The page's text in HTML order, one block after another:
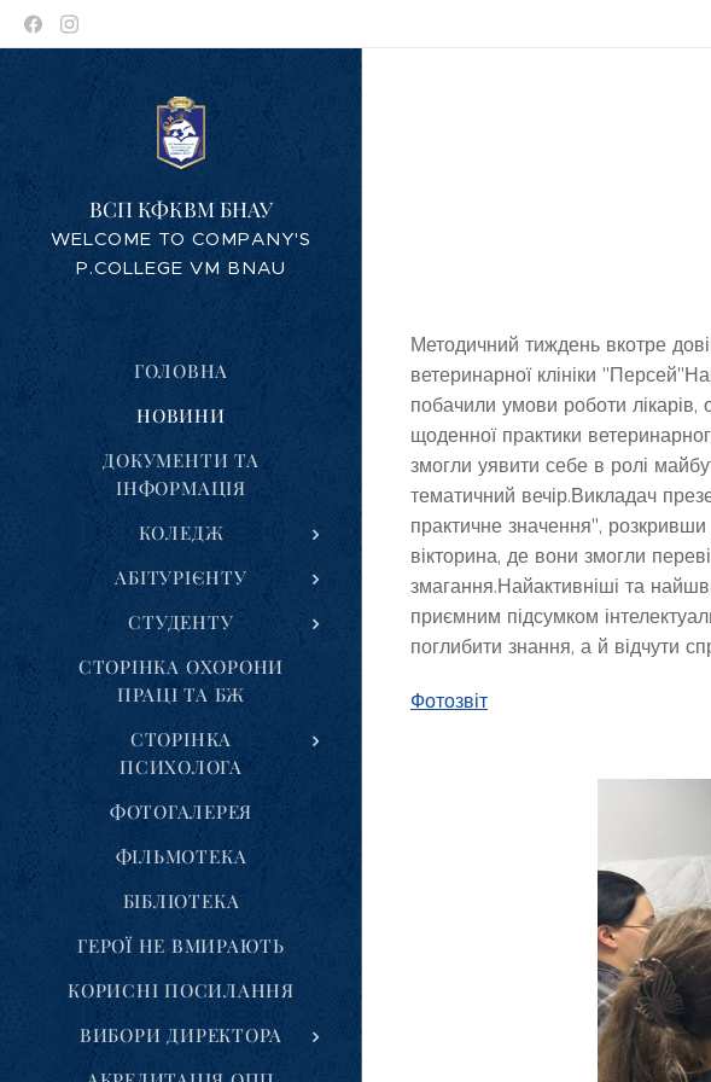
ВСП КФКВМ БНАУ
WELCOME TO COMPANY'S
P.COLLEGE VM BNAU
ГОЛОВНА
НОВИНИ
ДОКУМЕНТИ ТА
ІНФОРМАЦІЯ
КОЛЕДЖ
АБІТУРІЄНТУ
СТУДЕНТУ
СТОРІНКА ОХОРОНИ
ПРАЦІ ТА БЖ
СТОРІНКА
ПСИХОЛОГА
ФОТОГАЛЕРЕЯ
ФІЛЬМОТЕКА
БІБЛІОТЕКА
ГЕРОЇ НЕ ВМИРАЮТЬ
КОРИСНІ ПОСИЛАННЯ
ВИБОРИ ДИРЕКТОРА
Методичний тиждень вкотре
ветеринарної клініки
побачили умови роботи лікарів,
щоденної практики
змогли уявити себе в ролі
тематичний вечір.Викладач
практичне значення", розкривши
вікторина, де вони змогли
змагання.Найактивніші та
приємним підсумком
поглибити знання, а й відчути
Фотозвіт